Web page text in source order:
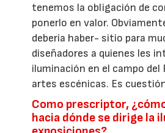
tenemos la obligación de
ponerlo en valor.
debería haber- sitio para
diseñadores a quienes les
iluminación en el campo
artes escénicas. Es
Como prescriptor,
hacia dónde se dirige la